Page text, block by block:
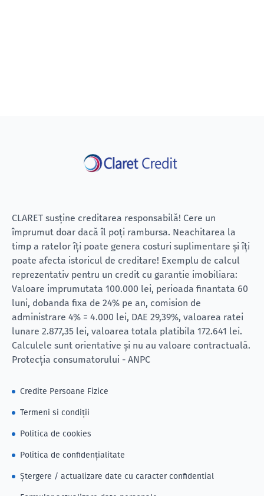
CLARET susține creditarea responsabilă! Cere un
împrumut doar dacă îl poți rambursa. Neachitarea la
timp a ratelor îți poate genera costuri suplimentare și îți
poate afecta istoricul de creditare! Exemplu de calcul
reprezentativ pentru un credit cu garantie imobiliara:
Valoare imprumutata 100.000 lei, perioada finantata 60
luni, dobanda fixa de 24% pe an, comision de
administrare 4% = 4.000 lei, DAE 29,39%, valoarea ratei
lunare 2.877,35 lei, valoarea totala platibila 172.641 lei.
Calculele sunt orientative și nu au valoare contractuală.
Protecția consumatorului - ANPC
Credite Persoane Fizice
Termeni si condiții
Politica de cookies
Politica de confidențialitate
Ștergere / actualizare date cu caracter confidential